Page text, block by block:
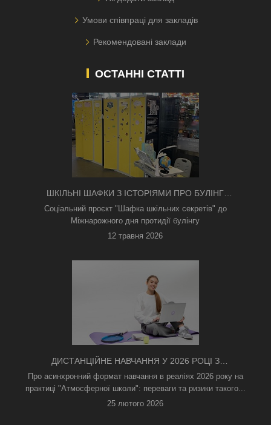
Умови співпраці для закладів
Рекомендовані заклади
ОСТАННІ СТАТТІ
ШКІЛЬНІ ШАФКИ З ІСТОРІЯМИ ПРО БУЛІНГ
З'ЯВИЛИСЯ В КИЄВІ
Соціальний проєкт "Шафка шкільних секретів" до
Міжнарожного дня протидії булінгу
12 травня 2026
ДИСТАНЦІЙНЕ НАВЧАННЯ У 2026 РОЦІ З
ТРИВОГАМИ ТА БЕЗ СВІТЛА: ЯК АСИНХРОННИЙ
ФОРМАТ РЯТУЄ ОСВІТНІЙ ПРОЦЕС
Про асинхронний формат навчання в реаліях 2026 року на
практиці "Атмосферної школи": переваги та ризики такого...
25 лютого 2026